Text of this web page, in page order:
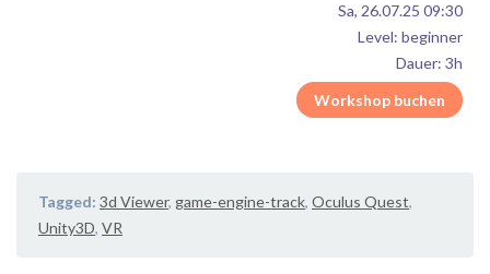
Sa, 26.07.25 09:30
Level: beginner
Dauer: 3h
Workshop buchen
Tagged: 3d Viewer, game-engine-track, Oculus Quest,
Unity3D, VR